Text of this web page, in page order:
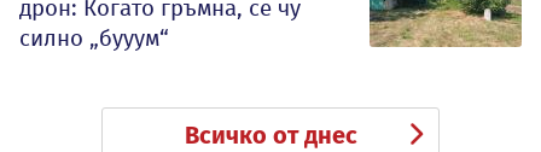
дрон: Когато гръмна, се чу
силно „бууум“
Всичко от днес